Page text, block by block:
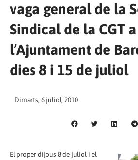
vaga general de la
Sindical de la CGT a
l’Ajuntament de
dies 8 i 15 de juliol
Dimarts, 6 juliol, 2010
El proper dijous 8 de juliol i el